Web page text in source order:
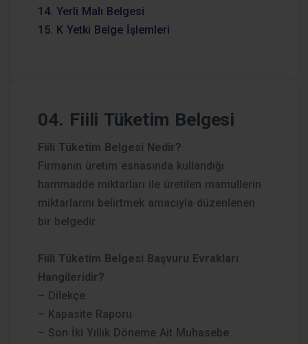
14. Yerli Malı Belgesi
15. K Yetki Belge İşlemleri
04. Fiili Tüketim Belgesi
Fiili Tüketim Belgesi Nedir?
Firmanın üretim esnasında kullandığı
hammadde miktarları ile üretilen mamullerin
miktarlarını belirtmek amacıyla düzenlenen
bir belgedir.
Fiili Tüketim Belgesi Başvuru Evrakları
Hangileridir?
– Dilekçe
– Kapasite Raporu
– Son İki Yıllık Döneme Ait Muhasebe